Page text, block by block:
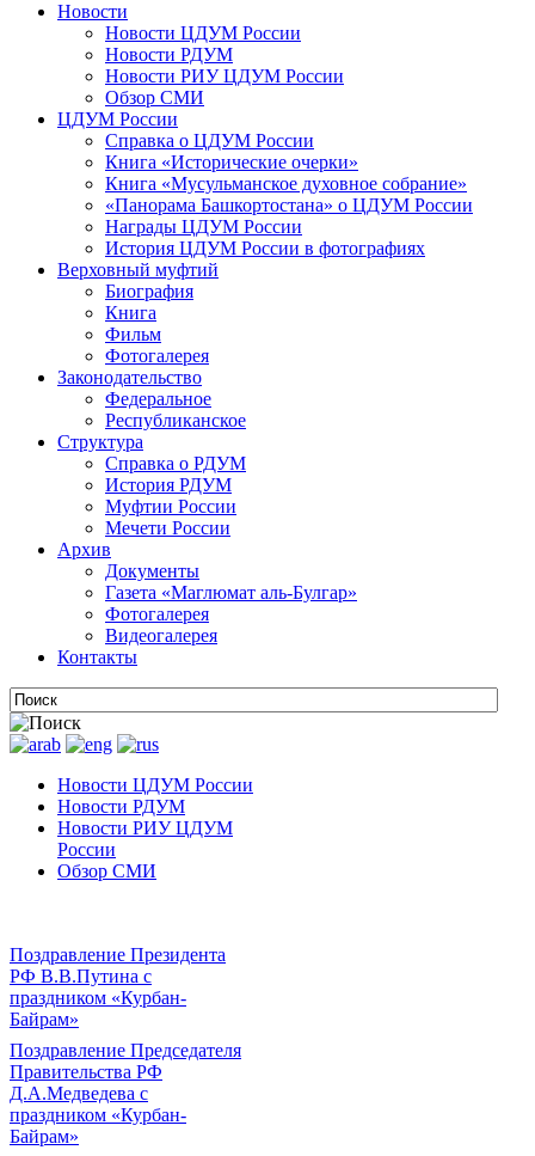
Новости
Новости ЦДУМ России
Новости РДУМ
Новости РИУ ЦДУМ России
Обзор СМИ
ЦДУМ России
Справка о ЦДУМ России
Книга «Исторические очерки»
Книга «Мусульманское духовное собрание»
«Панорама Башкортостана» о ЦДУМ России
Награды ЦДУМ России
История ЦДУМ России в фотографиях
Верховный муфтий
Биография
Книга
Фильм
Фотогалерея
Законодательство
Федеральное
Республиканское
Структура
Справка о РДУМ
История РДУМ
Муфтии России
Мечети России
Архив
Документы
Газета «Маглюмат аль-Булгар»
Фотогалерея
Видеогалерея
Контакты
Новости ЦДУМ России
Новости РДУМ
Новости РИУ ЦДУМ
России
Обзор СМИ
Поздравление Президента
РФ В.В.Путина с
праздником «Курбан-
Байрам»
Поздравление Председателя
Правительства РФ
Д.А.Медведева с
праздником «Курбан-
Байрам»